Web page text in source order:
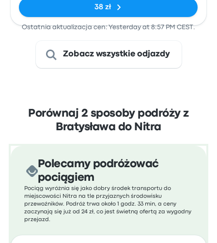
38 zł
Ostatnia aktualizacja cen: Yesterday at 8:57 PM CEST.
Zobacz wszystkie odjazdy
Porównaj 2 sposoby podróży z
Bratysława do Nitra
Polecamy podróżować
pociągiem
Pociąg wyróżnia się jako dobry środek transportu do
miejscowości Nitra na tle przyjaznych środowisku
przewoźników. Podróż trwa około 1 godz. 33 min, a ceny
zaczynają się już od 24 zł, co jest świetną ofertą za wygodny
przejazd.